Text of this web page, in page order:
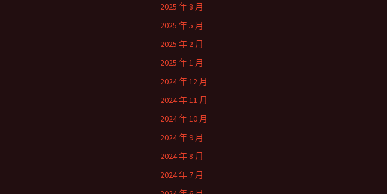
2025 年 8 月
2025 年 5 月
2025 年 2 月
2025 年 1 月
2024 年 12 月
2024 年 11 月
2024 年 10 月
2024 年 9 月
2024 年 8 月
2024 年 7 月